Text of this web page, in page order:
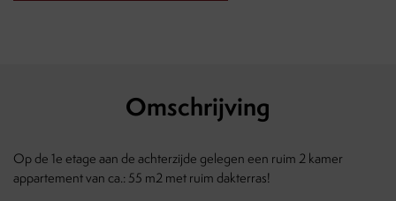
Omschrijving
Op de 1e etage aan de achterzijde gelegen een ruim 2 kamer
appartement van ca.: 55 m2 met ruim dakterras!